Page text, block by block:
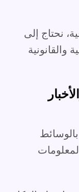
نحتاج إلى
والقانونية